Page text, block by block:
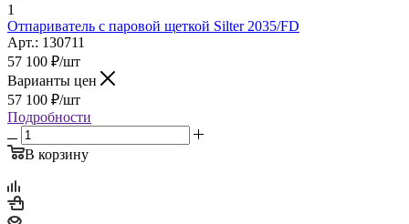
1
Отпариватель с паровой щеткой Silter 2035/FD
Арт.: 130711
57 100 ₽/шт
Варианты цен
57 100 ₽/шт
Подробности
В корзину